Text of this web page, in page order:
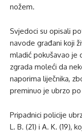
nožem.
Svjedoci su opisali
navode građani koji
mladić pokušavao je
zgrada moleći da
naporima liječnika,
preminuo je ubrzo
Pripadnici policije
L. B. (21) i A. K. (19),